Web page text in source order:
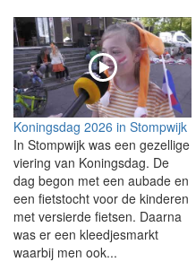
Koningsdag 2026 in Stompwijk
In Stompwijk was een gezellige
viering van Koningsdag. De
dag begon met een aubade en
een fietstocht voor de kinderen
met versierde fietsen. Daarna
was er een kleedjesmarkt
waarbij men ook...